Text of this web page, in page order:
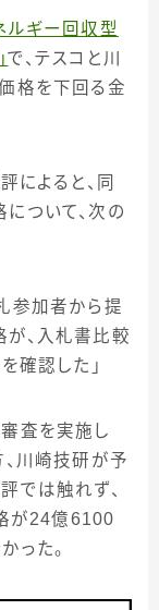
ルギー回収型
で、テスコと川
格を下回る金
によると、同
ついて、次の
参加者から提
、入札書比較
確認した」
査を実施し
、川崎技研が予
では触れず、
が24億6100
った。